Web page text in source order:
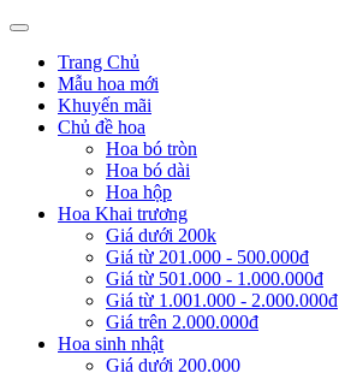
Trang Chủ
Mẫu hoa mới
Khuyến mãi
Chủ đề hoa
Hoa bó tròn
Hoa bó dài
Hoa hộp
Hoa Khai trương
Giá dưới 200k
Giá từ 201.000 - 500.000đ
Giá từ 501.000 - 1.000.000đ
Giá từ 1.001.000 - 2.000.000đ
Giá trên 2.000.000đ
Hoa sinh nhật
Giá dưới 200.000